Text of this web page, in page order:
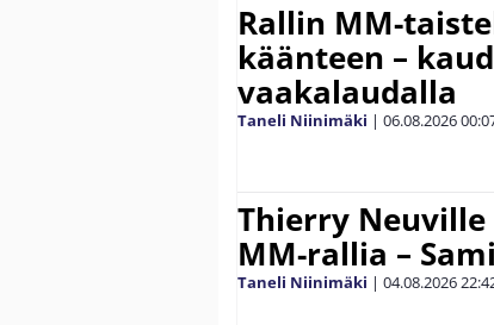
Rallin MM-
käänteen –
vaakalaudalla
Taneli Niinimäki | 06.08.2026
Thierry
MM-rallia –
Taneli Niinimäki | 04.08.2026